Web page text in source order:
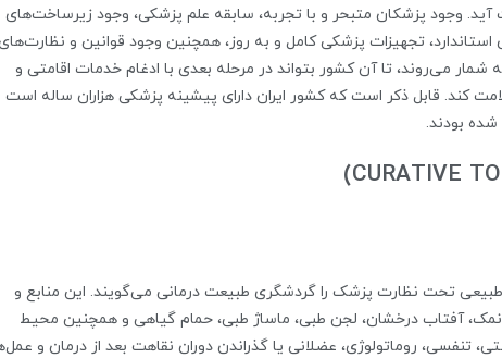
وجود پزشکان متبحر و با تجربه، سابقه علم پزشکی، وجود زیرساخت‌های
استاندارد، تجهیزات پزشکی کامل و به روز، همچنین وجود قوانین و
می‌روند، تا آن کشور بتواند در مرحله بعدی با ادغام خدمات اقامتی و
کند. قابل ذکر است که کشور ایران دارای پیشینه پزشکی هزاران ساله است
شده بودند.
طبیعی تحت نظارت پزشک را گردشگری طبیعت درمانی می‌گویند. این منابع و
آفتاب درخشان، لجن طبی، ماساژ طبی، حمام گیاهی و همچنین محیط
تنفسی، روماتولوژی، عضلانی یا گذراندن دوران نقاهت بعد از درمان و